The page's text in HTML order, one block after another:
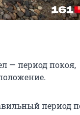
— период покоя,
период